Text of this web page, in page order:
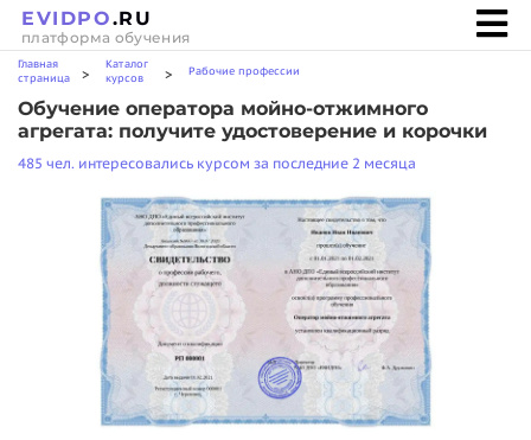
EVIDPO.RU
платформа обучения
Главная
страница
>
Каталог
курсов
> Рабочие профессии
Обучение оператора мойно-отжимного
агрегата: получите удостоверение и корочки
485 чел. интересовались курсом за последние 2 месяца